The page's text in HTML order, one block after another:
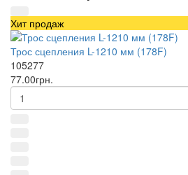
Хит продаж
Трос сцепления L-1210 мм (178F)
105277
77.00грн.